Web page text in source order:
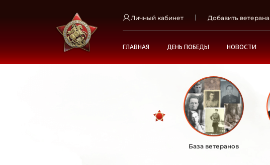
Личный кабинет Добавить ветерана
ГЛАВНАЯ ДЕНЬ ПОБЕДЫ НОВОСТИ
База ветеранов